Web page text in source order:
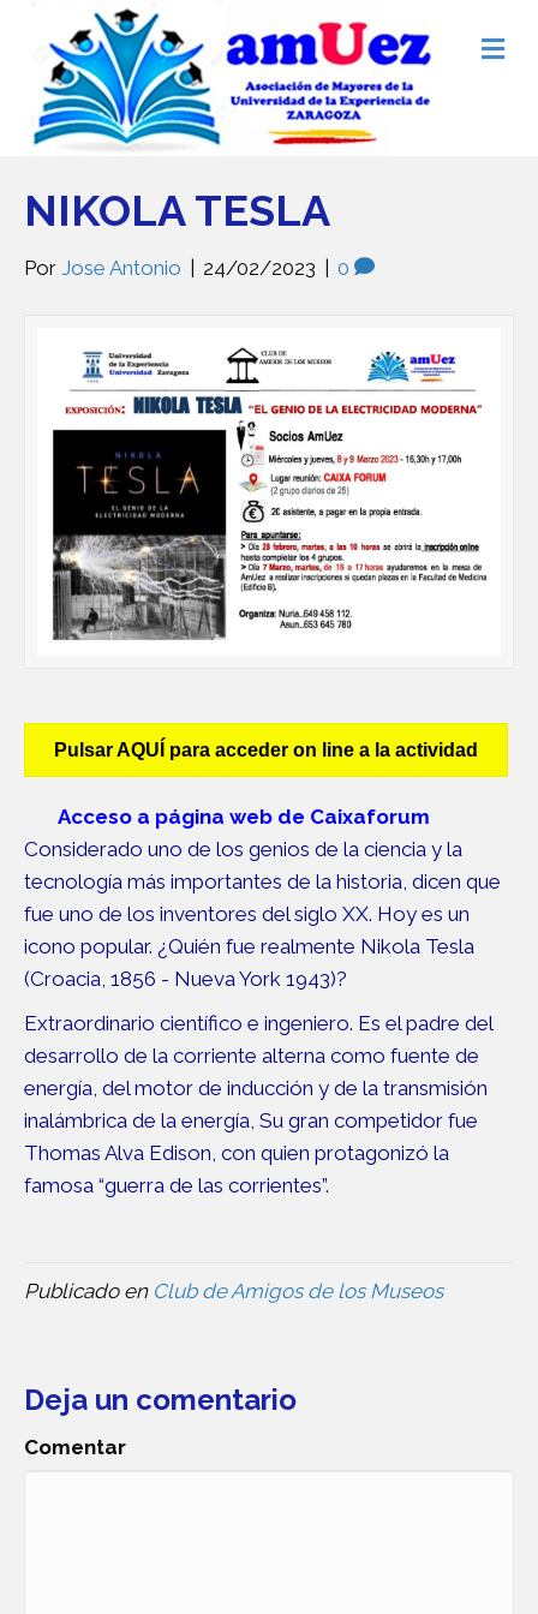
NIKOLA TESLA
Por Jose Antonio 24/02/2023 0
Pulsar AQUÍ para acceder on line a la actividad
Acceso a página web de Caixaforum
Considerado uno de los genios de la ciencia y la
tecnología más importantes de la historia, dicen que
fue uno de los inventores del siglo XX. Hoy es un
icono popular. ¿Quién fue realmente Nikola Tesla
(Croacia, 1856 - Nueva York 1943)?
Extraordinario científico e ingeniero. Es el padre del
desarrollo de la corriente alterna como fuente de
energía, del motor de inducción y de la transmisión
inalámbrica de la energía, Su gran competidor fue
Thomas Alva Edison, con quien protagonizó la
famosa “guerra de las corrientes”.
Publicado en Club de Amigos de los Museos
Deja un comentario
Comentar